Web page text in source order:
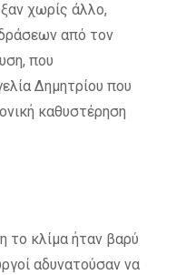
χωρίς άλλο,
από τον
που
Δημητρίου που
καθυστέρηση
το κλίμα ήταν βαρύ
αδυνατούσαν να